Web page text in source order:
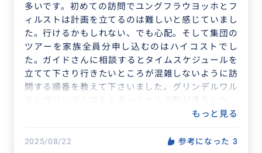
多いです。初めての訪問でユングフラウヨッホとフ
ィルストは計画を立てるのは難しいと感じていまし
た。行けるかもしれない、でも心配。そして集団の
ツアーを家族全員分申し込むのはハイコストでし
た。ガイドさんに相談するとタイムスケジュールを
立てて下さり行きたいところが混雑しないように訪
問する順番を教えて下さいました。グリンデルワル
ドとグリンデルワルドターミナルの駅が違うとか、
フィルストに行くケーブルカー乗り場は違うところ
できたお陰で当日は迷う事なく、混雑を避けれてス
もっと見る
2025/08/22 参考になった 3